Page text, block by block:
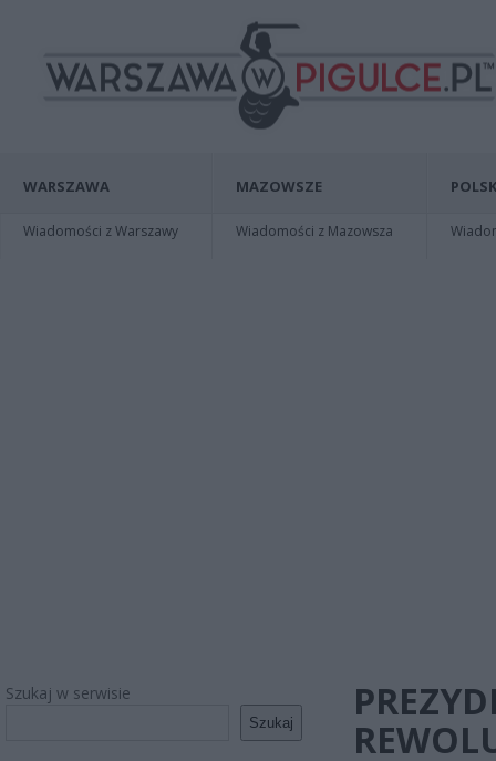
WARSZAWA
Wiadomości z Warszawy
MAZOWSZE
Wiadomości z Mazowsza
Szukaj w serwisie
Szukaj